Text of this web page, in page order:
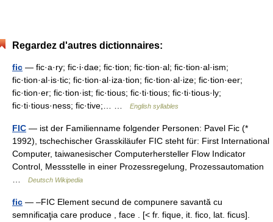
Regardez d'autres dictionnaires:
fic — fic·a·ry; fic·i·dae; fic·tion; fic·tion·al; fic·tion·al·ism;
fic·tion·al·is·tic; fic·tion·al·iza·tion; fic·tion·al·ize; fic·tion·eer;
fic·tion·er; fic·tion·ist; fic·tious; fic·ti·tious; fic·ti·tious·ly;
fic·ti·tious·ness; fic·tive;… …
English syllables
FIC — ist der Familienname folgender Personen: Pavel Fic (*
1992), tschechischer Grasskiläufer FIC steht für: First International
Computer, taiwanesischer Computerhersteller Flow Indicator
Control, Messstelle in einer Prozessregelung, Prozessautomation
…
Deutsch Wikipedia
fic — –FIC Element secund de compunere savantă cu
semnificaţia care produce , face . [< fr. fique, it. fico, lat. ficus].